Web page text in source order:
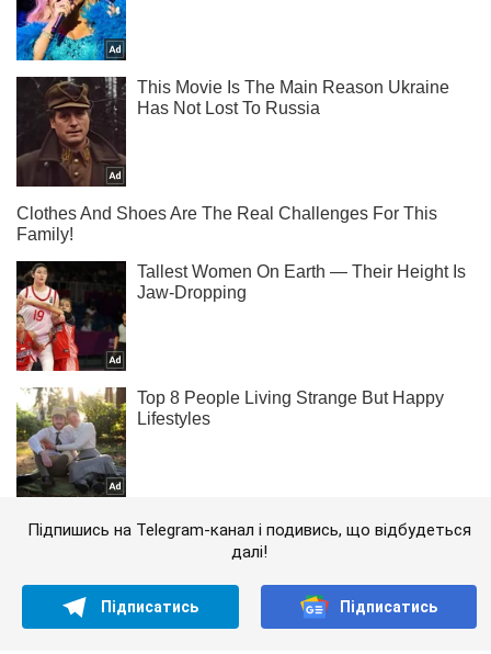
Підпишись на Telegram-канал і подивись, що відбудеться
далі!
Підписатись Підписатись